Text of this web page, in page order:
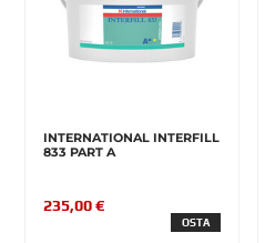
INTERNATIONAL INTERFILL
833 PART A
235,00 €
OSTA